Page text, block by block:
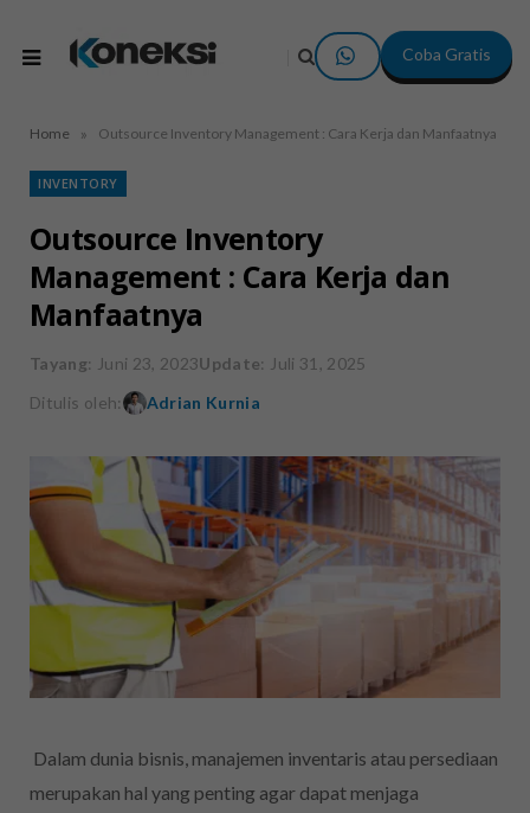
Coba Gratis
Home » Outsource Inventory Management : Cara Kerja dan Manfaatnya
INVENTORY
Outsource Inventory
Management : Cara Kerja dan
Manfaatnya
Tayang: Juni 23, 2023Update: Juli 31, 2025
Ditulis oleh:
Adrian Kurnia
Dalam dunia bisnis, manajemen inventaris atau persediaan
merupakan hal yang penting agar dapat menjaga